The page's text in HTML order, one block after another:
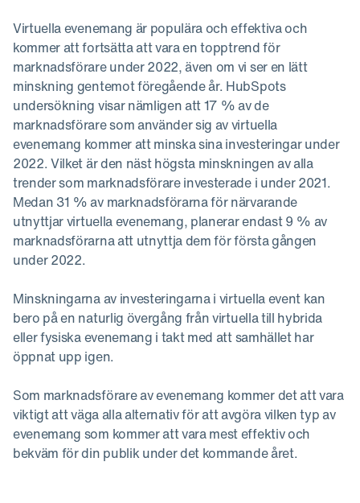
Virtuella evenemang är populära och effektiva och
kommer att fortsätta att vara en topptrend för
marknadsförare under 2022, även om vi ser en lätt
minskning gentemot föregående år. HubSpots
undersökning visar nämligen att 17 % av de
marknadsförare som använder sig av virtuella
evenemang kommer att minska sina investeringar under
2022. Vilket är den näst högsta minskningen av alla
trender som marknadsförare investerade i under 2021.
Medan 31 % av marknadsförarna för närvarande
utnyttjar virtuella evenemang, planerar endast 9 % av
marknadsförarna att utnyttja dem för första gången
under 2022.
Minskningarna av investeringarna i virtuella event kan
bero på en naturlig övergång från virtuella till hybrida
eller fysiska evenemang i takt med att samhället har
öppnat upp igen.
Som marknadsförare av evenemang kommer det att vara
viktigt att väga alla alternativ för att avgöra vilken typ av
evenemang som kommer att vara mest effektiv och
bekväm för din publik under det kommande året.